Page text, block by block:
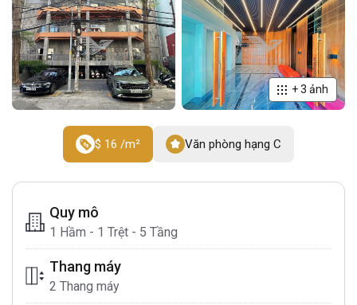
+3 ảnh
$ 16 /m² Văn phòng hạng C
Quy mô
1 Hầm - 1 Trệt - 5 Tầng
Thang máy
2 Thang máy